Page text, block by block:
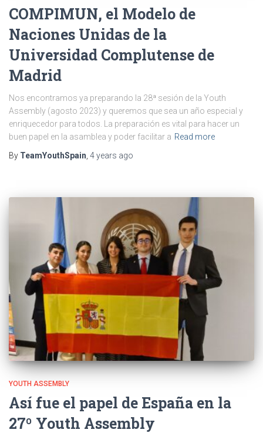
COMPIMUN, el Modelo de
Naciones Unidas de la
Universidad Complutense de
Madrid
Nos encontramos ya preparando la 28ª sesión de la Youth
Assembly (agosto 2023) y queremos que sea un año especial y
enriquecedor para todos. La preparación es vital para hacer un
buen papel en la asamblea y poder facilitar a Read more
By TeamYouthSpain, 4 years ago
YOUTH ASSEMBLY
Así fue el papel de España en la
27º Youth Assembly